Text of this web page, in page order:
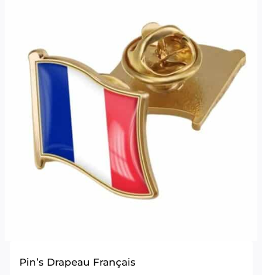
Pin’s Drapeau Français